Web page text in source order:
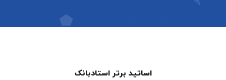
اساتید برتر استادبانک